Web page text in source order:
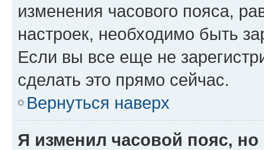
изменения часового пояса,
настроек, необходимо быть
Если вы все еще не
сделать это прямо сейчас.
Вернуться наверх
Я изменил часовой пояс,